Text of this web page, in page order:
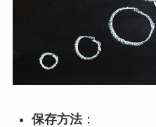
保存方法：